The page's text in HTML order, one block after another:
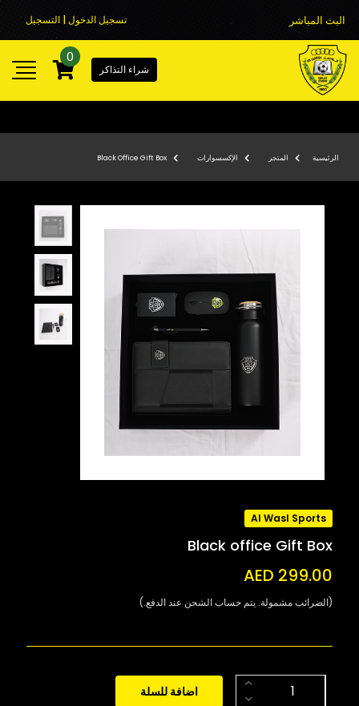
البث المباشر تسجيل الدخول | التسجيل
شراء التذاكر
0
الرئيسية المتجر الإكسسوارات Black Office Gift Box
Al Wasl Sports
Black office Gift Box
AED 299.00
(الضرائب مشمولة. يتم حساب الشحن عند الدفع.)
اضافة للسلة